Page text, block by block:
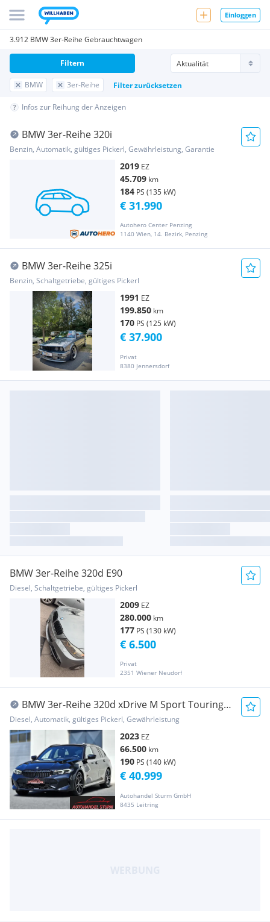
Einloggen
3.912 BMW 3er-Reihe Gebrauchtwagen
BMW 3er-Reihe Filter zurücksetzen
Filtern
Infos zur Reihung der Anzeigen
BMW 3er-Reihe 320i
Benzin, Automatik, gültiges Pickerl, Gewährleistung, Garantie
2019 EZ
45.709 km
184 PS (135 kW)
Autohero Center Penzing
1140 Wien, 14. Bezirk, Penzing
€ 31.990
BMW 3er-Reihe 325i
Benzin, Schaltgetriebe, gültiges Pickerl
1991 EZ
199.850 km
170 PS (125 kW)
Privat
8380 Jennersdorf
€ 37.900
BMW 3er-Reihe 320d E90
Diesel, Schaltgetriebe, gültiges Pickerl
2009 EZ
280.000 km
177 PS (130 kW)
Privat
2351 Wiener Neudorf
€ 6.500
BMW 3er-Reihe 320d xDrive M Sport Touring
Aut. *M Shadow Line*
Diesel, Automatik, gültiges Pickerl, Gewährleistung
2023 EZ
66.500 km
190 PS (140 kW)
Autohandel Sturm GmbH
8435 Leitring
€ 40.999